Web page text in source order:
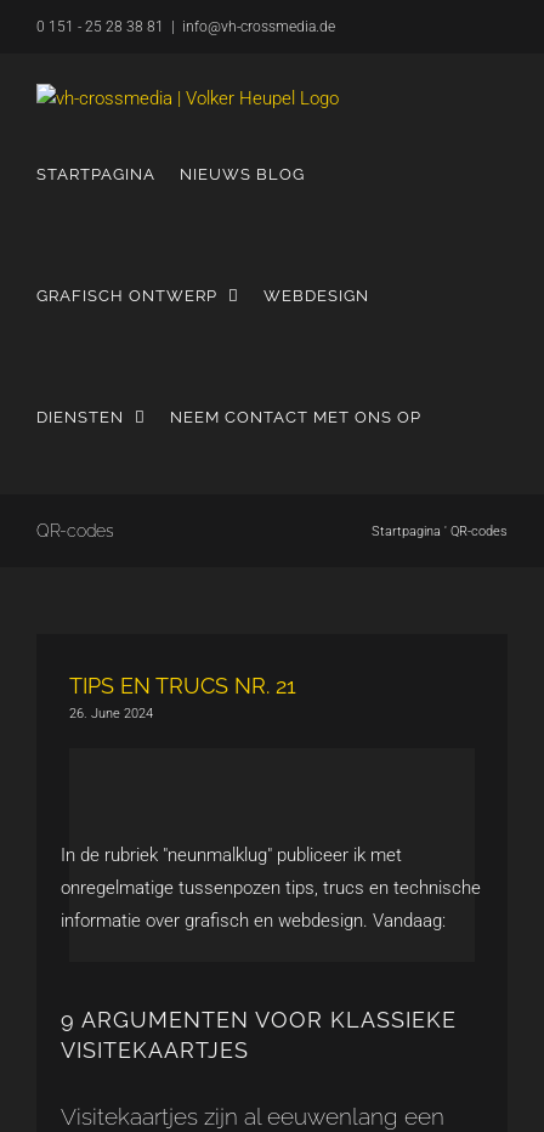
inhoud
0 151 - 25 28 38 81 info@vh-crossmedia.de
STARTPAGINA NIEUWS BLOG
GRAFISCH ONTWERP WEBDESIGN
DIENSTEN NEEM CONTACT MET ONS OP
QR-codes Startpagina ' QR-codes
TIPS EN TRUCS NR. 21
26. June 2024
In de rubriek "neunmalklug" publiceer ik met
onregelmatige tussenpozen tips, trucs en technische
informatie over grafisch en webdesign. Vandaag:
9 ARGUMENTEN VOOR KLASSIEKE
VISITEKAARTJES
Visitekaartjes zijn al eeuwenlang een